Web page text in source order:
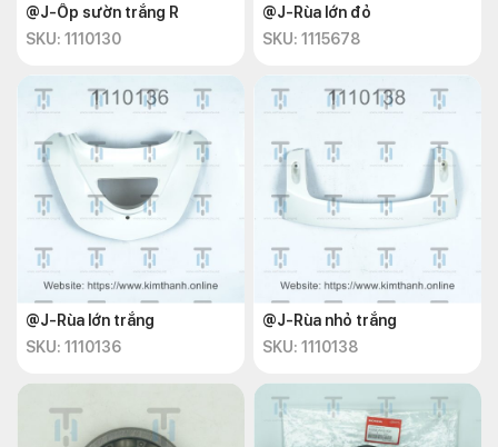
@J-Ốp sườn trắng R
SKU: 1110130
@J-Rùa lớn đỏ
SKU: 1115678
@J-Rùa lớn trắng
SKU: 1110136
@J-Rùa nhỏ trắng
SKU: 1110138